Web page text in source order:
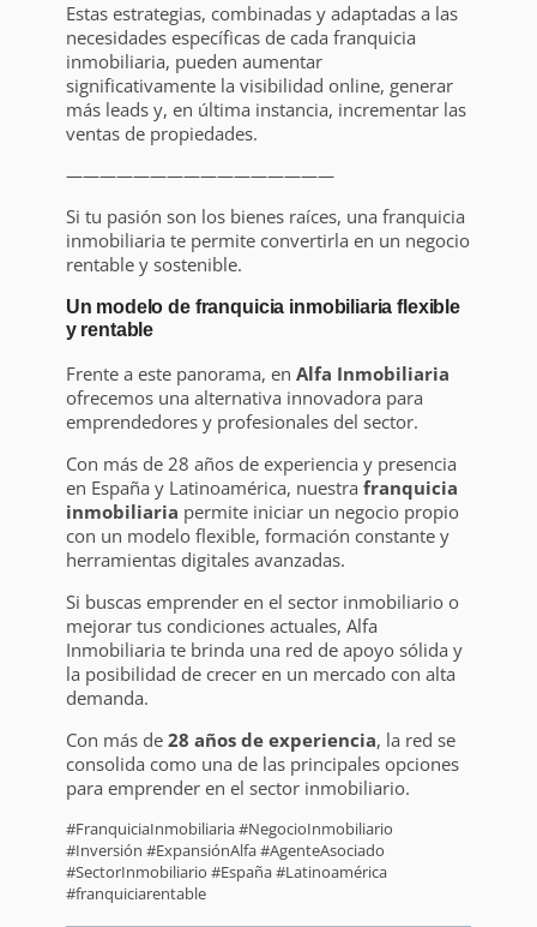
Estas estrategias, combinadas y adaptadas a las
necesidades específicas de cada franquicia
inmobiliaria, pueden aumentar
significativamente la visibilidad online, generar
más leads y, en última instancia, incrementar las
ventas de propiedades.
————————————————
Si tu pasión son los bienes raíces, una franquicia
inmobiliaria te permite convertirla en un negocio
rentable y sostenible.
Un modelo de franquicia inmobiliaria flexible
y rentable
Frente a este panorama, en Alfa Inmobiliaria
ofrecemos una alternativa innovadora para
emprendedores y profesionales del sector.
Con más de 28 años de experiencia y presencia
en España y Latinoamérica, nuestra franquicia
inmobiliaria permite iniciar un negocio propio
con un modelo flexible, formación constante y
herramientas digitales avanzadas.
Si buscas emprender en el sector inmobiliario o
mejorar tus condiciones actuales, Alfa
Inmobiliaria te brinda una red de apoyo sólida y
la posibilidad de crecer en un mercado con alta
demanda.
Con más de 28 años de experiencia, la red se
consolida como una de las principales opciones
para emprender en el sector inmobiliario.
#FranquiciaInmobiliaria #NegocioInmobiliario
#Inversión #ExpansiónAlfa #AgenteAsociado
#SectorInmobiliario #España #Latinoamérica
#franquiciarentable